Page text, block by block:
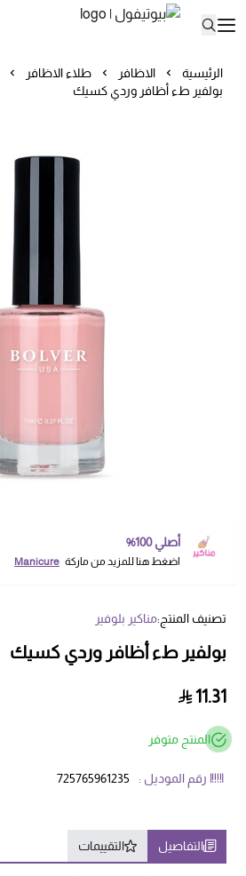
الرئيسية الاظافر طلاء الاظافر
بولفير طء أظافر وردي كسيك
أصلي 100%
اضغط هنا للمزيد من ماركة Manicure
تصنيف المنتج:مناكير بلوفير
بولفير طء أظافر وردي كسيك
11.31
المنتج متوفر
رقم الموديل : 725765961235
التفاصيل التقييمات